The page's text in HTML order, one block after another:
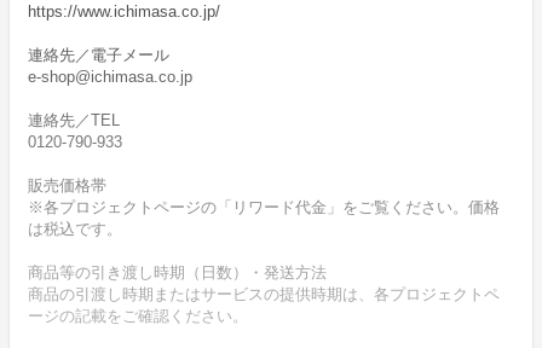
https://www.ichimasa.co.jp/
連絡先／電子メール
e-shop@ichimasa.co.jp
連絡先／TEL
0120-790-933
販売価格帯
※各プロジェクトページの「リワード代金」をご覧ください。価格
は税込です。
商品等の引き渡し時期（日数）・発送方法
商品の引渡し時期またはサービスの提供時期は、各プロジェクトペ
ージの記載をご確認ください。